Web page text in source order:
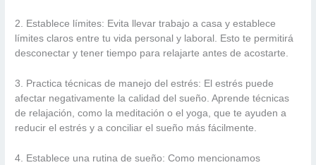
2. Establece límites: Evita llevar trabajo a casa y establece
límites claros entre tu vida personal y laboral. Esto te permitirá
desconectar y tener tiempo para relajarte antes de acostarte.
3. Practica técnicas de manejo del estrés: El estrés puede
afectar negativamente la calidad del sueño. Aprende técnicas
de relajación, como la meditación o el yoga, que te ayuden a
reducir el estrés y a conciliar el sueño más fácilmente.
4. Establece una rutina de sueño: Como mencionamos